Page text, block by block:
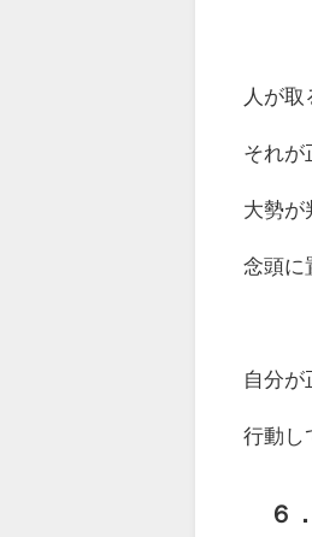
人が
それが
大勢が
念頭に
自分が
行動し
６．